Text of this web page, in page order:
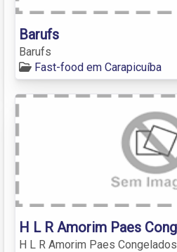
Barufs
Barufs
Fast-food em Carapicuíba
H L R Amorim Paes
H L R Amorim Paes Congelados